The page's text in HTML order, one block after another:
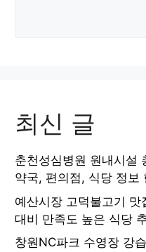
최신 글
춘천성심병원 원내시설
약국, 편의점, 식당 정보
예산시장 고덕불고기 맛
대비 만족도 높은 식당
창원NC파크 수영장 강